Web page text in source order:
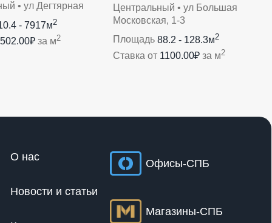
• ул Дегтярная
- 7917м2
502.00₽ за м2
Центральный • ул Большая
Московская, 1-3
Площадь 88.2 - 128.3м2
Ставка от 1100.00₽ за м2
О нас
Новости и статьи
Офисы-СПБ
Магазины-СПБ